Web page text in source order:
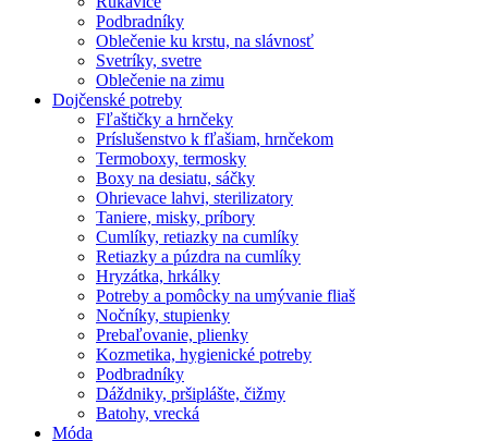
Podbradníky
Oblečenie ku krstu, na slávnosť
Svetríky, svetre
Oblečenie na zimu
Dojčenské potreby
Fľaštičky a hrnčeky
Príslušenstvo k fľašiam, hrnčekom
Termoboxy, termosky
Boxy na desiatu, sáčky
Ohrievace lahvi, sterilizatory
Taniere, misky, príbory
Cumlíky, retiazky na cumlíky
Retiazky a púzdra na cumlíky
Hryzátka, hrkálky
Potreby a pomôcky na umývanie fliaš
Nočníky, stupienky
Prebaľovanie, plienky
Kozmetika, hygienické potreby
Podbradníky
Dáždniky, pršiplášte, čižmy
Batohy, vrecká
Móda